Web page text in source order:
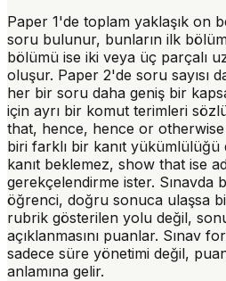
Paper 1'de toplam yaklaşık on
soru bulunur, bunların ilk
bölümü ise iki veya üç parçalı
oluşur. Paper 2'de soru sayısı
her bir soru daha geniş bir
için ayrı bir komut terimleri
that, hence, hence or otherwise
biri farklı bir kanıt yükümlülüğü
kanıt beklemez, show that ise
gerekçelendirme ister. Sınavda
öğrenci, doğru sonuca ulaşsa
rubrik gösterilen yolu değil,
açıklanmasını puanlar. Sınav
sadece süre yönetimi değil,
anlamına gelir.